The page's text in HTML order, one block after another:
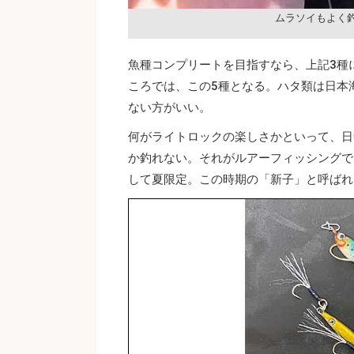
ムラソイもよく
魚種コンプリートを目指すなら、上記3
ころでは、この5種となる。ハタ類は日
ない方がいい。
何がライトロックの楽しさかといって、
か釣れない。それがルアーフィッシング
して夏限定。この時期の「新子」と呼ば